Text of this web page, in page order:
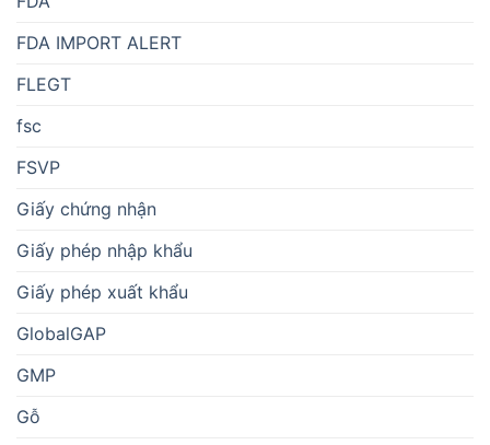
FDA IMPORT ALERT
FLEGT
fsc
FSVP
Giấy chứng nhận
Giấy phép nhập khẩu
Giấy phép xuất khẩu
GlobalGAP
GMP
Gỗ